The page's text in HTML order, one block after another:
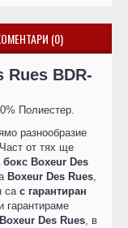
(0)
Rues BDR-
Полиестер.
разнообразие
от тях ще
Boxeur Des
Boxeur Des Rues,
са с гарантиран
гарантираме
Boxeur Des Rues, в